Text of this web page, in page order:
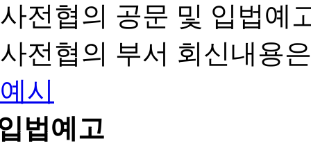
사전협의 공문 및 입법예
사전협의 부서 회신내용
예시
법예고